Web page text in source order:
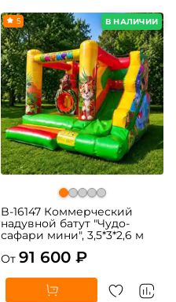
В НАЛИЧИИ
5
B-16147 Коммерческий
надувной батут "Чудо-
сафари мини", 3,5*3*2,6 м
От 91 600 ₽